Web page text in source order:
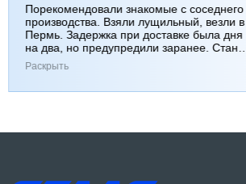
Порекомендовали знакомые с соседнего
производства. Взяли лущильный, везли в
Пермь. Задержка при доставке была дня
на два, но предупредили заранее. Станок
работает хорошо, к качеству вопросов нет.
Раскрыть